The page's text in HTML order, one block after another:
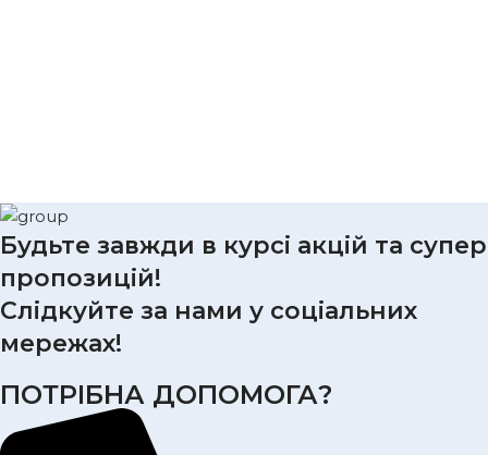
Будьте завжди в курсі акцій та супер
пропозицій!
Слідкуйте за нами у соціальних
мережах!
ПОТРІБНА ДОПОМОГА?